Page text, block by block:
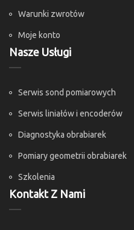
Warunki zwrotów
Moje konto
Nasze Usługi
Serwis sond pomiarowych
Serwis liniałów i encoderów
Diagnostyka obrabiarek
Pomiary geometrii obrabiarek
Szkolenia
Kontakt Z Nami